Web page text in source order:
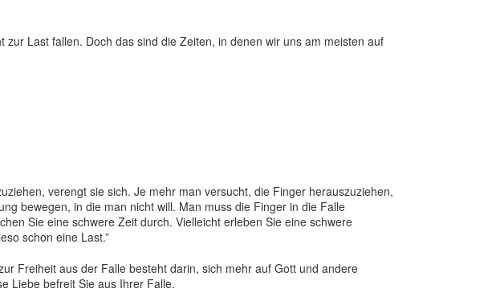
Last fallen. Doch das sind die Zeiten, in denen wir uns am meisten auf
verengt sie sich. Je mehr man versucht, die Finger herauszuziehen,
bewegen, in die man nicht will. Man muss die Finger in die Falle
Sie eine schwere Zeit durch. Vielleicht erleben Sie eine schwere
schon eine Last.”
Freiheit aus der Falle besteht darin, sich mehr auf Gott und andere
Liebe befreit Sie aus Ihrer Falle.